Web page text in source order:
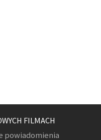
FILMACH
powiadomienia